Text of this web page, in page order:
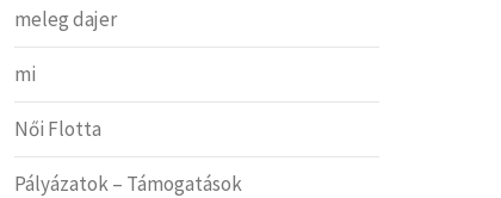
meleg dajer
mi
Női Flotta
Pályázatok – Támogatások